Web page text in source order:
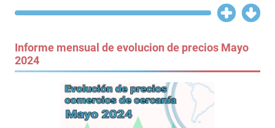
Informe mensual de evolucion de precios Mayo
2024